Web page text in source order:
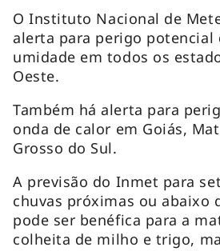
O Instituto Nacional de
alerta para perigo potencial
umidade em todos os
Oeste.
Também há alerta para
onda de calor em Goiás,
Grosso do Sul.
A previsão do Inmet para
chuvas próximas ou abaixo
pode ser benéfica para a
colheita de milho e trigo,